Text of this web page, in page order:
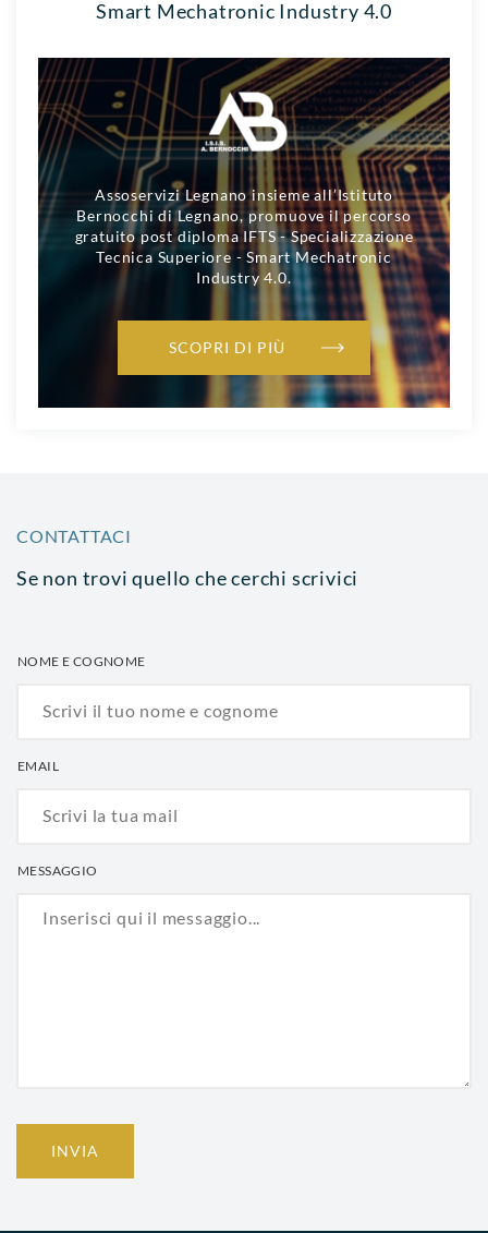
Smart Mechatronic Industry 4.0
Assoservizi Legnano insieme all’Istituto
Bernocchi di Legnano, promuove il percorso
gratuito post diploma IFTS - Specializzazione
Tecnica Superiore - Smart Mechatronic
Industry 4.0.
SCOPRI DI PIÙ
CONTATTACI
Se non trovi quello che cerchi scrivici
NOME E COGNOME
EMAIL
MESSAGGIO
INVIA